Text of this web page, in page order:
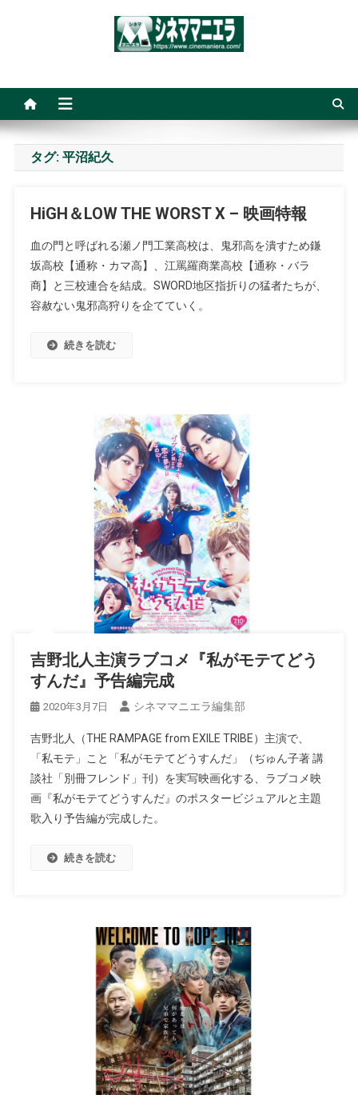
タグ: 平沼紀久
HiGH＆LOW THE WORST X – 映画特報
血の門と呼ばれる瀬ノ門工業高校は、鬼邪高を潰すため鎌
坂高校【通称・カマ高】、江罵羅商業高校【通称・バラ
商】と三校連合を結成。SWORD地区指折りの猛者たちが、
容赦ない鬼邪高狩りを企てていく。
続きを読む
吉野北人主演ラブコメ『私がモテてどう
すんだ』予告編完成
2020年3月7日 シネママニエラ編集部
吉野北人（THE RAMPAGE from EXILE TRIBE）主演で、
「私モテ」こと「私がモテてどうすんだ」（ぢゅん子著 講
談社「別冊フレンド」刊）を実写映画化する、ラブコメ映
画『私がモテてどうすんだ』のポスタービジュアルと主題
歌入り予告編が完成した。
続きを読む